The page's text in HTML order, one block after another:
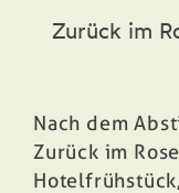
Zurück im
Nach dem
Zurück im